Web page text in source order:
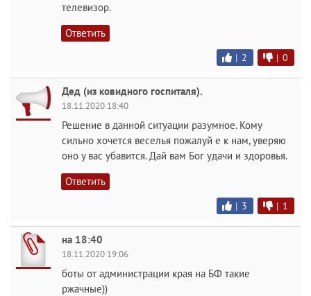
телевизор.
Ответить
| 2 | 0
Дед (из ковидного госпиталя).
18.11.2020 18:40
Решение в данной ситуации разумное. Кому
сильно хочется веселья пожалуй е к нам, уверяю
оно у вас убавится. Дай вам Бог удачи и здоровья.
Ответить
| 3 | 1
на 18:40
18.11.2020 19:06
боты от администрации края на БФ такие
ржачные))